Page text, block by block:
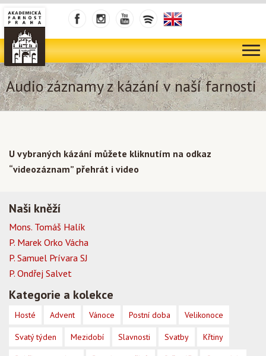
Audio záznamy z kázání v naší farnosti
U vybraných kázání můžete kliknutím na odkaz
“videozáznam” přehrát i video
Naši kněží
Mons. Tomáš Halík
P. Marek Orko Vácha
P. Samuel Prívara SJ
P. Ondřej Salvet
Kategorie a kolekce
Hosté Advent Vánoce Postní doba Velikonoce
Svatý týden Mezidobí Slavnosti Svatby Křtiny